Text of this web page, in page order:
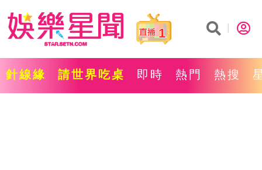
1
針線緣 請世界吃桌 即時 熱門 熱搜